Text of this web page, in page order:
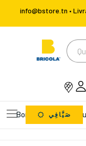
info@bstore.tn •
Bons Plansصَيَّافِي